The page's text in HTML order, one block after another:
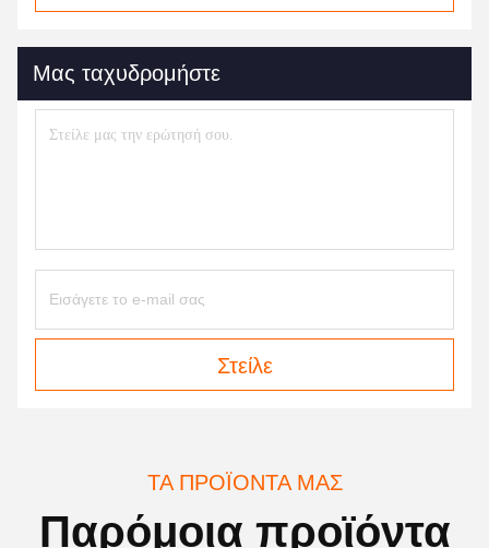
Μας ταχυδρομήστε
Στείλε
ΤΑ ΠΡΟΪΌΝΤΑ ΜΑΣ
Παρόμοια προϊόντα